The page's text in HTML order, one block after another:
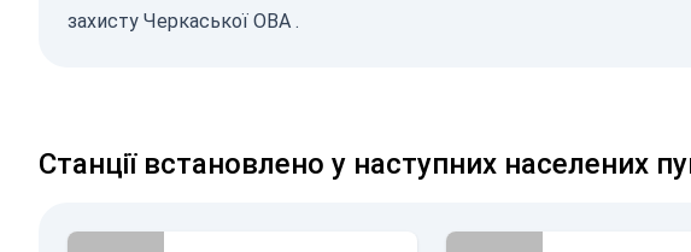
захисту Черкаської ОВА .
Станції встановлено у наступних населених